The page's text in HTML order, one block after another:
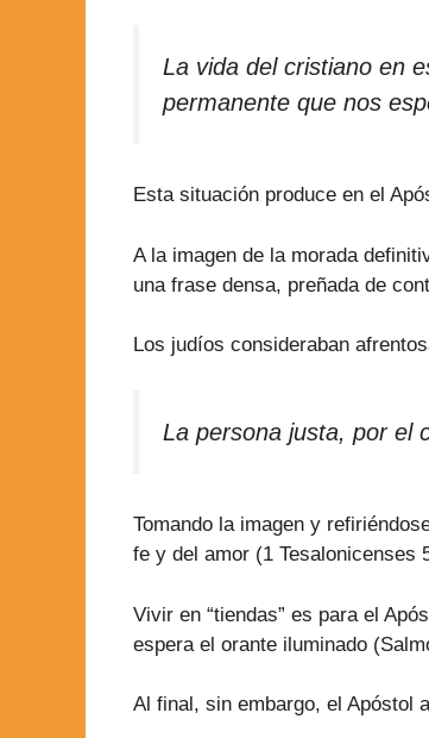
La vida del cristiano en
permanente que nos
Esta situación produce en el
A la imagen de la morada
una frase densa, preñada de
Los judíos consideraban
La persona justa, por el
Tomando la imagen y
fe y del amor (1
Vivir en “tiendas” es para el
espera el orante iluminado
Al final, sin embargo, el Apóstol